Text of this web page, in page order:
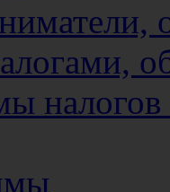
налогов